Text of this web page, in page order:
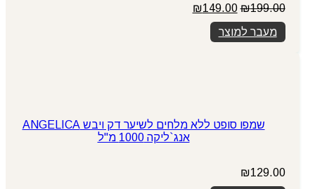
₪199.00
המחיר
המקורי
היה:
₪199.00.
₪149.00
מעבר למוצר
שמפו סופט ללא מלחים לשיער דק ויבש ANGELICA
אנג`ליקה 1000 מ"ל
₪129.00